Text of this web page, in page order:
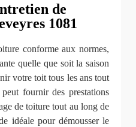
de
1081
conforme aux normes,
quelle que soit la saison
votre toit tous les ans tout
fournir des prestations
de toiture tout au long de
idéale pour démousser le